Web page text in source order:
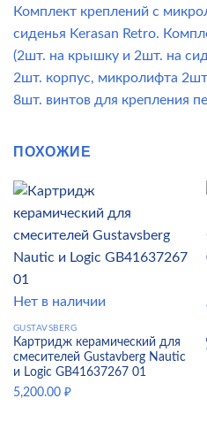
Комплект креплений с
сиденья Kerasan Retro.
(2шт. на крышку и 2шт. на
2шт. корпус, микролифта
8шт. винтов для крепления
ПОХОЖИЕ
Нет в наличии
GUSTAVSBERG
Картридж керамический для
смесителей Gustavberg Nautic
и Logic GB41637267 01
5,200.00 ₽